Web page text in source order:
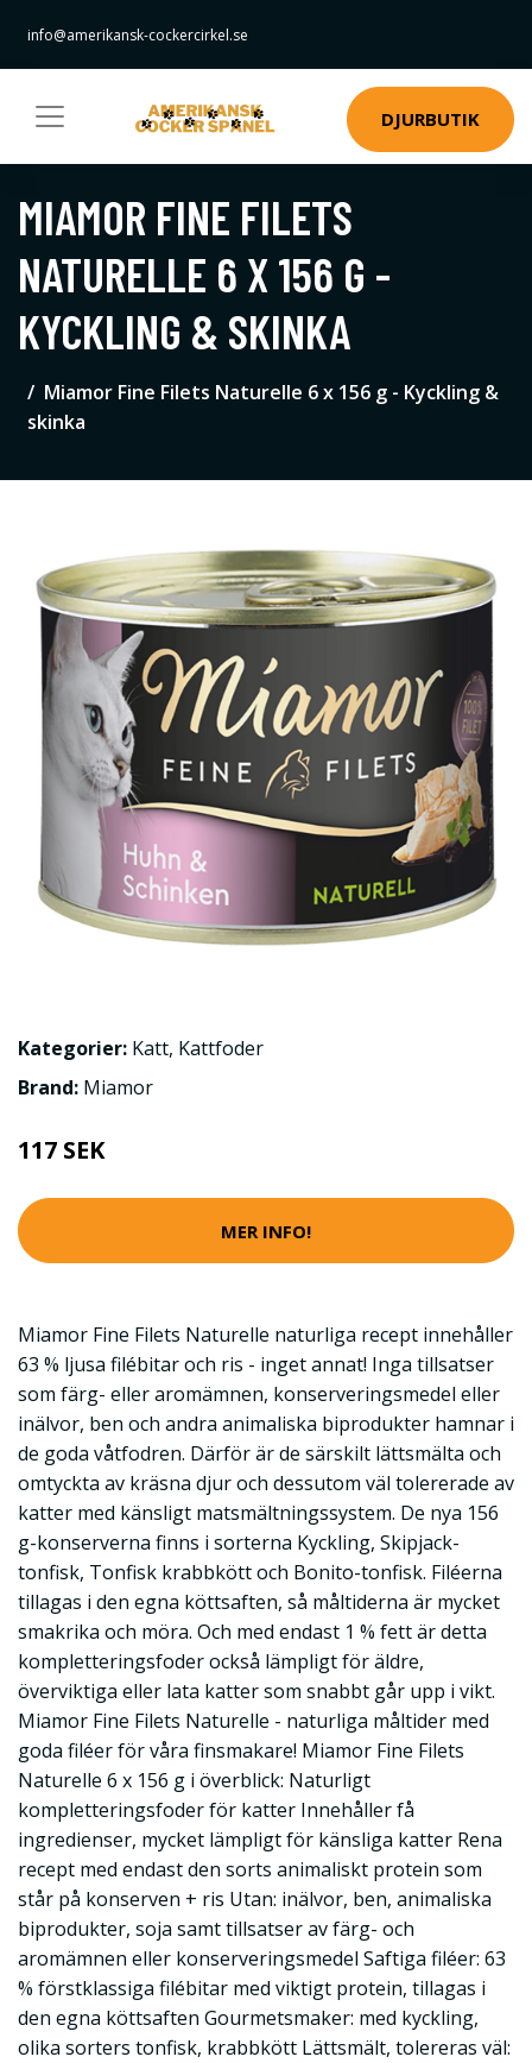
info@amerikansk-cockercirkel.se
DJURBUTIK
MIAMOR FINE FILETS
NATURELLE 6 X 156 G -
KYCKLING & SKINKA
Miamor Fine Filets Naturelle 6 x 156 g - Kyckling &
skinka
Kategorier: Katt, Kattfoder
Brand: Miamor
117 SEK
MER INFO!
Miamor Fine Filets Naturelle naturliga recept innehåller
63 % ljusa filébitar och ris - inget annat! Inga tillsatser
som färg- eller aromämnen, konserveringsmedel eller
inälvor, ben och andra animaliska biprodukter hamnar i
de goda våtfodren. Därför är de särskilt lättsmälta och
omtyckta av kräsna djur och dessutom väl tolererade av
katter med känsligt matsmältningssystem. De nya 156
g-konserverna finns i sorterna Kyckling, Skipjack-
tonfisk, Tonfisk krabbkött och Bonito-tonfisk. Filéerna
tillagas i den egna köttsaften, så måltiderna är mycket
smakrika och möra. Och med endast 1 % fett är detta
kompletteringsfoder också lämpligt för äldre,
överviktiga eller lata katter som snabbt går upp i vikt.
Miamor Fine Filets Naturelle - naturliga måltider med
goda filéer för våra finsmakare! Miamor Fine Filets
Naturelle 6 x 156 g i överblick: Naturligt
kompletteringsfoder för katter Innehåller få
ingredienser, mycket lämpligt för känsliga katter Rena
recept med endast den sorts animaliskt protein som
står på konserven + ris Utan: inälvor, ben, animaliska
biprodukter, soja samt tillsatser av färg- och
aromämnen eller konserveringsmedel Saftiga filéer: 63
% förstklassiga filébitar med viktigt protein, tillagas i
den egna köttsaften Gourmetsmaker: med kyckling,
olika sorters tonfisk, krabbkött Lättsmält, tolereras väl: